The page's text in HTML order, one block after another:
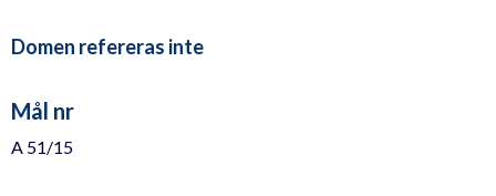
Domen refereras inte
Mål nr
A 51/15